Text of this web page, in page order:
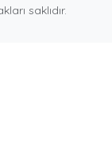
saklıdır.